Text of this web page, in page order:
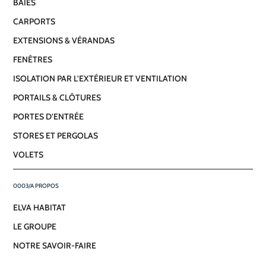
CARPORTS
EXTENSIONS & VÉRANDAS
FENÊTRES
ISOLATION PAR L’EXTÉRIEUR ET VENTILATION
PORTAILS & CLÔTURES
PORTES D’ENTRÉE
STORES ET PERGOLAS
VOLETS
A PROPOS
ELVA HABITAT
LE GROUPE
NOTRE SAVOIR-FAIRE